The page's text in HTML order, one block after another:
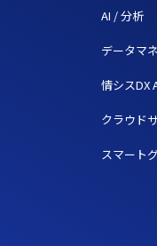
AI / 分析
データマ
情シスDX
クラウド
スマート